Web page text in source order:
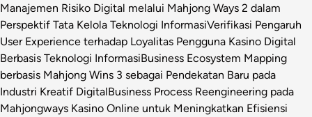
Manajemen Risiko Digital melalui Mahjong Ways 2 dalam
Perspektif Tata Kelola Teknologi InformasiVerifikasi Pengaruh
User Experience terhadap Loyalitas Pengguna Kasino Digital
Berbasis Teknologi InformasiBusiness Ecosystem Mapping
berbasis Mahjong Wins 3 sebagai Pendekatan Baru pada
Industri Kreatif DigitalBusiness Process Reengineering pada
Mahjongways Kasino Online untuk Meningkatkan Efisiensi